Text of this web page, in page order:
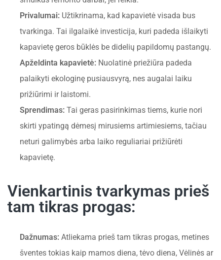
Privalumai: Užtikrinama, kad kapavietė visada bus
tvarkinga. Tai ilgalaikė investicija, kuri padeda išlaikyti
kapavietę geros būklės be didelių papildomų pastangų.
Apželdinta kapavietė: Nuolatinė priežiūra padeda
palaikyti ekologinę pusiausvyrą, nes augalai laiku
prižiūrimi ir laistomi.
Sprendimas: Tai geras pasirinkimas tiems, kurie nori
skirti ypatingą dėmesį mirusiems artimiesiems, tačiau
neturi galimybės arba laiko reguliariai prižiūrėti
kapavietę.
Vienkartinis tvarkymas prieš
tam tikras progas:
Dažnumas: Atliekama prieš tam tikras progas, metines
šventes tokias kaip mamos diena, tėvo diena, Vėlinės ar